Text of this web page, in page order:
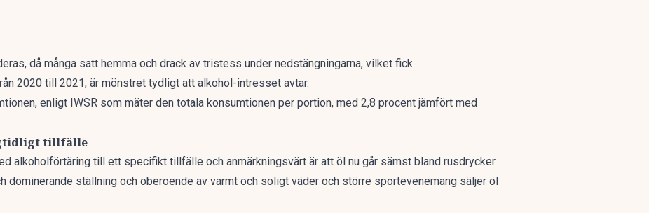
då många satt hemma och drack av tristess under nedstängningarna, vilket fick
2020 till 2021, är mönstret tydligt att alkohol-intresset avtar.
enligt IWSR som mäter den totala konsumtionen per portion, med 2,8 procent jämfört med
tillfälle
alkoholförtäring till ett specifikt tillfälle och anmärkningsvärt är att öl nu går sämst bland rusdrycker.
dominerande ställning och oberoende av varmt och soligt väder och större sportevenemang säljer öl